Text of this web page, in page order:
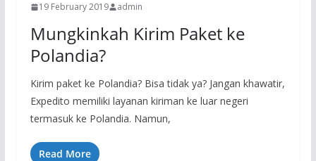
19 February 2019 admin
Mungkinkah Kirim Paket ke
Polandia?
Kirim paket ke Polandia? Bisa tidak ya? Jangan khawatir,
Expedito memiliki layanan kiriman ke luar negeri
termasuk ke Polandia. Namun,
Read More